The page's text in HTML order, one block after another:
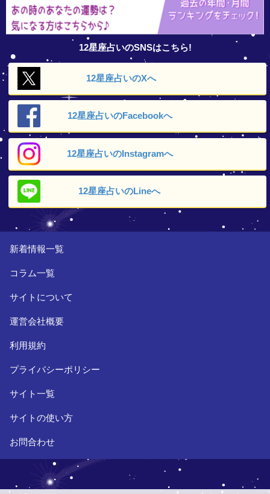
12星座占いのSNSはこちら!
12星座占いのXへ
12星座占いのFacebookへ
12星座占いのInstagramへ
12星座占いのLineへ
新着情報一覧
コラム一覧
サイトについて
運営会社概要
利用規約
プライバシーポリシー
サイト一覧
サイトの使い方
お問合わせ